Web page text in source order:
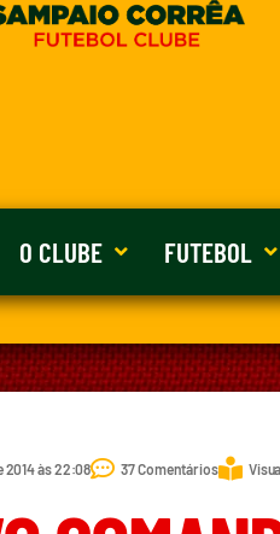
O CLUBE FUTEBOL
2014 às 22:08 37 Comentários